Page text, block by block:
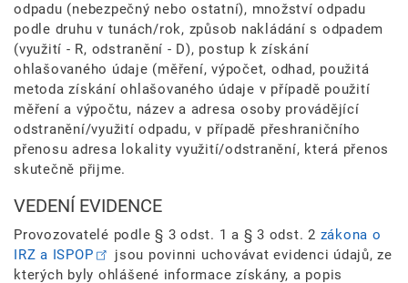
odpadu (nebezpečný nebo ostatní), množství odpadu
podle druhu v tunách/rok, způsob nakládání s odpadem
(využití - R, odstranění - D), postup k získání
ohlašovaného údaje (měření, výpočet, odhad, použitá
metoda získání ohlašovaného údaje v případě použití
měření a výpočtu, název a adresa osoby provádějící
odstranění/využití odpadu, v případě přeshraničního
přenosu adresa lokality využití/odstranění, která přenos
skutečně přijme.
VEDENÍ EVIDENCE
Provozovatelé podle § 3 odst. 1 a § 3 odst. 2 zákona o
IRZ a ISPOP
jsou povinni uchovávat evidenci údajů, ze
kterých byly ohlášené informace získány, a popis